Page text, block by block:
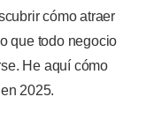
cómo atraer
que todo negocio
He aquí cómo
2025.